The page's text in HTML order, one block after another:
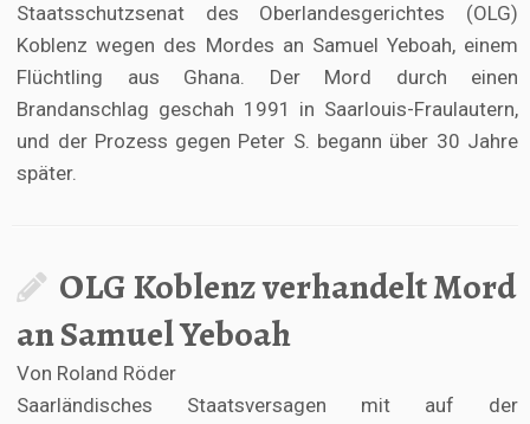
Staatsschutzsenat des Oberlandesgerichtes (OLG)
Koblenz wegen des Mordes an Samuel Yeboah, einem
Flüchtling aus Ghana. Der Mord durch einen
Brandanschlag geschah 1991 in Saarlouis-Fraulautern,
und der Prozess gegen Peter S. begann über 30 Jahre
später.
OLG Koblenz verhandelt Mord
an Samuel Yeboah
Von Roland Röder
Saarländisches Staatsversagen mit auf der